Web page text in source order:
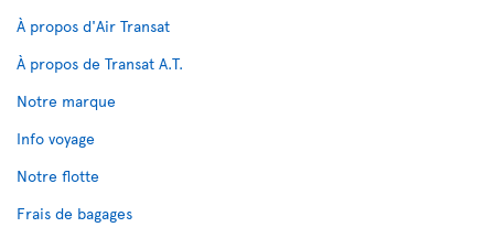
À propos d'Air Transat
À propos de Transat A.T.
Notre marque
Info voyage
Notre flotte
Frais de bagages